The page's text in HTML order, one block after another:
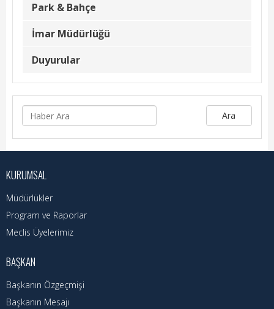
Park & Bahçe
İmar Müdürlüğü
Duyurular
Ara
KURUMSAL
Müdürlükler
Program ve Raporlar
Meclis Üyelerimiz
BAŞKAN
Başkanın Özgeçmişi
Başkanın Mesajı